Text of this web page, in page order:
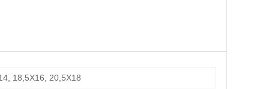
18,5X16, 20,5X18